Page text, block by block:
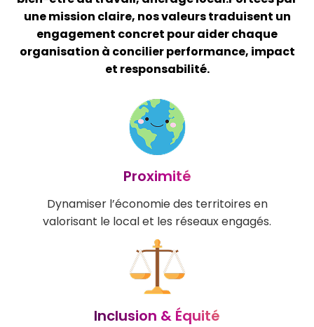
une mission claire, nos valeurs traduisent un
engagement concret pour aider chaque
organisation à concilier performance, impact
et responsabilité.
Proximité
Dynamiser l’économie des territoires en
valorisant le local et les réseaux engagés.
Inclusion & Équité